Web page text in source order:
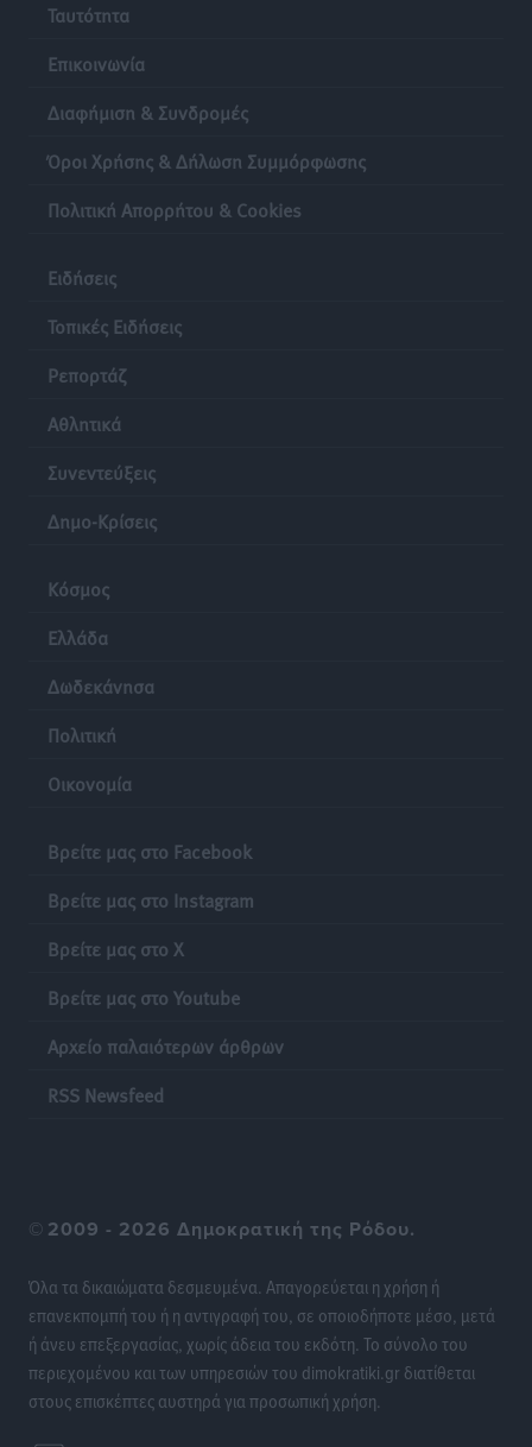
Ταυτότητα
Επικοινωνία
Διαφήμιση & Συνδρομές
Όροι Χρήσης & Δήλωση Συμμόρφωσης
Πολιτική Απορρήτου & Cookies
Ειδήσεις
Τοπικές Ειδήσεις
Ρεπορτάζ
Αθλητικά
Συνεντεύξεις
Δημο-Κρίσεις
Κόσμος
Ελλάδα
Δωδεκάνησα
Πολιτική
Οικονομία
Βρείτε μας στο Facebook
Βρείτε μας στο Instagram
Βρείτε μας στο X
Βρείτε μας στο Youtube
Αρχείο παλαιότερων άρθρων
RSS Newsfeed
© 2009 - 2026 Δημοκρατική της Ρόδου.
Όλα τα δικαιώματα δεσμευμένα. Απαγορεύεται η χρήση ή
επανεκπομπή του ή η αντιγραφή του, σε οποιοδήποτε μέσο, μετά
ή άνευ επεξεργασίας, χωρίς άδεια του εκδότη. Το σύνολο του
περιεχομένου και των υπηρεσιών του dimokratiki.gr διατίθεται
στους επισκέπτες αυστηρά για προσωπική χρήση.